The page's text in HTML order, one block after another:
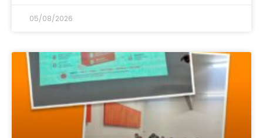
05/08/2026